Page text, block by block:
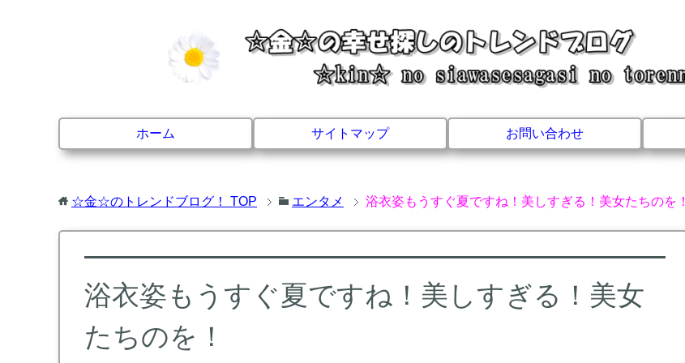
ホーム サイトマップ お問い合わせ
☆金☆のトレンドブログ！ TOP エンタメ 浴衣姿もうすぐ夏ですね！美しすぎる！美女たちのを！
浴衣姿もうすぐ夏ですね！美しすぎる！美女
たちのを！